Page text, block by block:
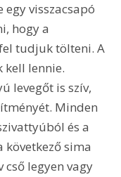
egy visszacsapó
hogy a
tudjuk tölteni. A
kell lennie.
levegőt is szív,
Minden
és a
következő sima
cső legyen vagy